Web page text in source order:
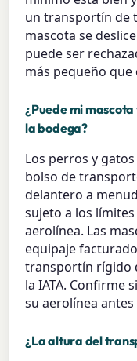
un transportín de
mascota se
puede ser
más pequeño
¿Puede mi
la bodega?
Los perros y
bolso de
delantero a
sujeto a los
aerolínea. Las
equipaje
transportín rígido
la IATA. Confirme
su aerolínea antes
¿La altura del